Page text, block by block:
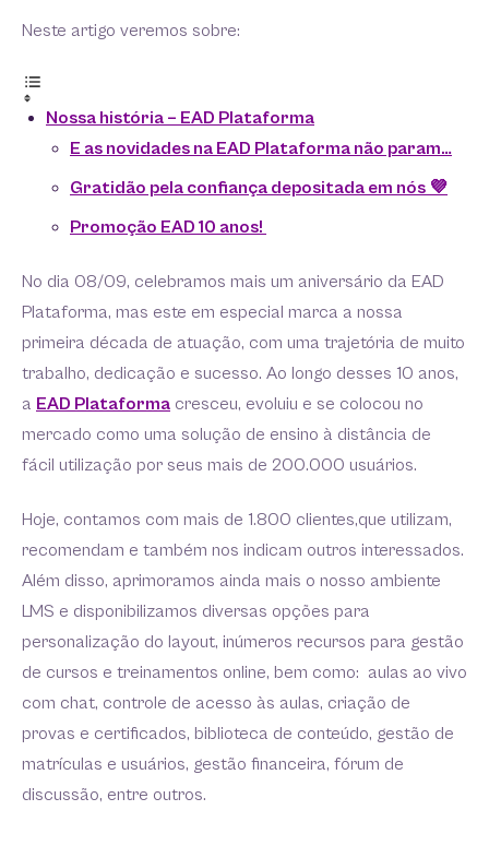
Neste artigo veremos sobre:
Nossa história – EAD Plataforma
E as novidades na EAD Plataforma não param…
Gratidão pela confiança depositada em nós 💜
Promoção EAD 10 anos!
No dia 08/09, celebramos mais um aniversário da EAD
Plataforma, mas este em especial marca a nossa
primeira década de atuação, com uma trajetória de muito
trabalho, dedicação e sucesso. Ao longo desses 10 anos,
a EAD Plataforma cresceu, evoluiu e se colocou no
mercado como uma solução de ensino à distância de
fácil utilização por seus mais de 200.000 usuários.
Hoje, contamos com mais de 1.800 clientes,que utilizam,
recomendam e também nos indicam outros interessados.
Além disso, aprimoramos ainda mais o nosso ambiente
LMS e disponibilizamos diversas opções para
personalização do layout, inúmeros recursos para gestão
de cursos e treinamentos online, bem como: aulas ao vivo
com chat, controle de acesso às aulas, criação de
provas e certificados, biblioteca de conteúdo, gestão de
matrículas e usuários, gestão financeira, fórum de
discussão, entre outros.